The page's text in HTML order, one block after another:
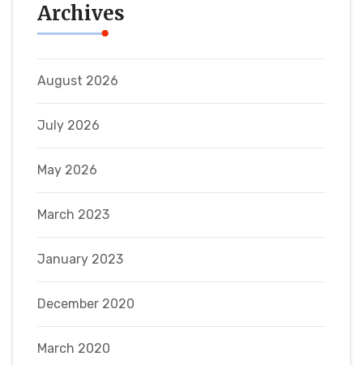
Archives
August 2026
July 2026
May 2026
March 2023
January 2023
December 2020
March 2020